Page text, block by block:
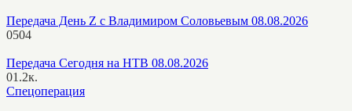
Передача День Z с Владимиром Соловьевым 08.08.2026
0504
Передача Сегодня на НТВ 08.08.2026
01.2к.
Спецоперация